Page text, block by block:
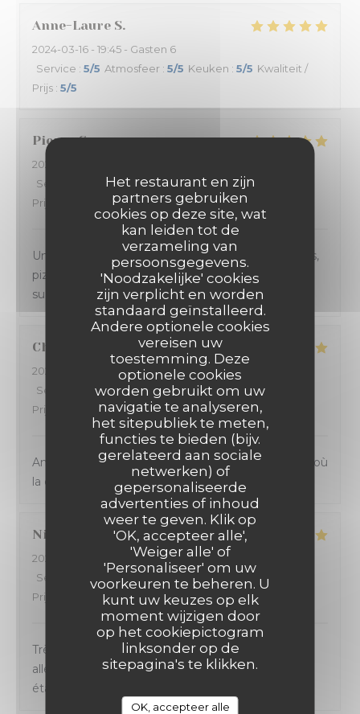
Het restaurant en zijn
partners gebruiken
cookies op deze site, wat
kan leiden tot de
verzameling van
persoonsgegevens.
'Noodzakelijke' cookies
zijn verplicht en worden
standaard geïnstalleerd.
Andere optionele cookies
vereisen uw
toestemming. Deze
optionele cookies
worden gebruikt om uw
navigatie te analyseren,
het sitepubliek te meten,
functies te bieden (bijv.
gerelateerd aan sociale
netwerken) of
gepersonaliseerde
advertenties of inhoud
weer te geven. Klik op
'OK, accepteer alle',
'Weiger alle' of
'Personaliseer' om uw
voorkeuren te beheren. U
kunt uw keuzes op elk
moment wijzigen door
op het cookiepictogram
linksonder op de
sitepagina's te klikken.
OK, accepteer alle
Anne-Laure S
2024-03-16 - 19:45 - Gasten 6
Service : 5/5 Atmosfeer : 5/5 Keuken : 5/5 Kwaliteit /
Prijs : 5/5
Pierre G
2024-03-15
Service
Atmosfeer:5/5 Keuken :5/5
Prijs
Un accueil et un service au TOP. Les plats (entrées,
pizza au feu de bois et dessert) sont toujours
succulents.
Charlène
2024-03-13
- 21:00 - Gasten 2
Service
/5 Atmosfeer:4/5 Keuken: 5 /5 Kwaliteit /
Prijs
Ambiance et service sympathique dans ce bistrot où
la cuisine sicilienne est goûteuse et joyeuse.
Nicolas
2024-03-14
- 20:45 - Gasten 4
Service
Atmosfeer /5 Keuken
Kwaliteit /
Prijs
Très bonne soirée passée à La Massara ! Carte
alléchante, service sympa et rapide. Les pizzas
étaient délicieuses. Excellent rapport qualité/prix.